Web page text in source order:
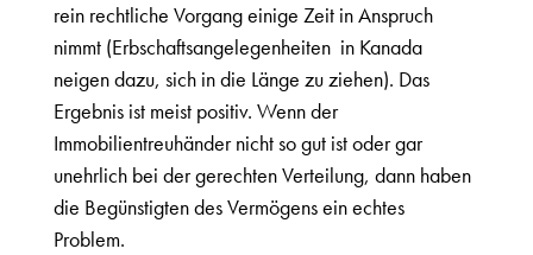
rein rechtliche Vorgang einige Zeit in Anspruch
nimmt (Erbschaftsangelegenheiten in Kanada
neigen dazu, sich in die Länge zu ziehen). Das
Ergebnis ist meist positiv. Wenn der
Immobilientreuhänder nicht so gut ist oder gar
unehrlich bei der gerechten Verteilung, dann haben
die Begünstigten des Vermögens ein echtes
Problem.